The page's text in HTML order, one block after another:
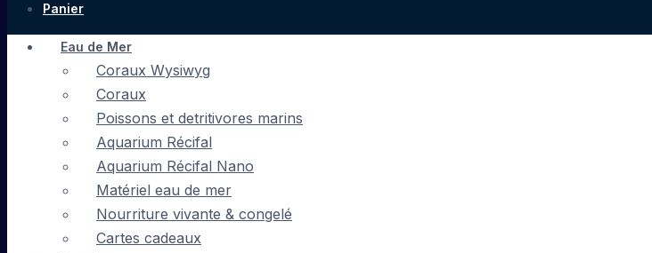
Panier
Eau de Mer
Coraux Wysiwyg
Coraux
Poissons et detritivores marins
Aquarium Récifal
Aquarium Récifal Nano
Matériel eau de mer
Nourriture vivante & congelé
Cartes cadeaux